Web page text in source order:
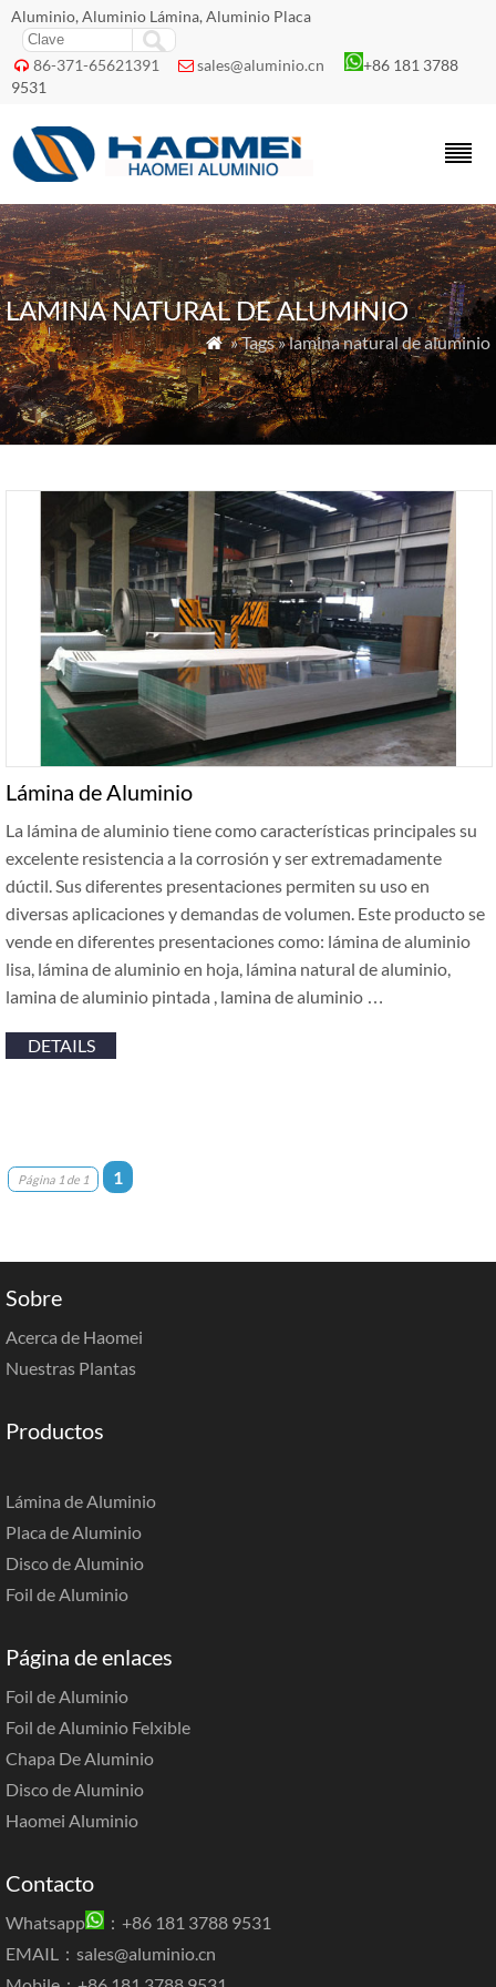
Aluminio, Aluminio Lámina, Aluminio Placa
 86-371-65621391  sales@aluminio.cn
+86 181 3788
9531
LAMINA NATURAL DE ALUMINIO
 » Tags » lamina natural de aluminio
Lámina de Aluminio
La lámina de aluminio tiene como características principales su
excelente resistencia a la corrosión y ser extremadamente
dúctil. Sus diferentes presentaciones permiten su uso en
diversas aplicaciones y demandas de volumen. Este producto se
vende en diferentes presentaciones como: lámina de aluminio
lisa, lámina de aluminio en hoja, lámina natural de aluminio,
lamina de aluminio pintada , lamina de aluminio …
DETAILS
Página 1 de 1 1
Sobre
Acerca de Haomei
Nuestras Plantas
Productos
Lámina de Aluminio
Placa de Aluminio
Disco de Aluminio
Foil de Aluminio
Página de enlaces
Foil de Aluminio
Foil de Aluminio Felxible
Chapa De Aluminio
Disco de Aluminio
Haomei Aluminio
Contacto
Whatsapp
：+86 181 3788 9531
EMAIL： sales@aluminio.cn